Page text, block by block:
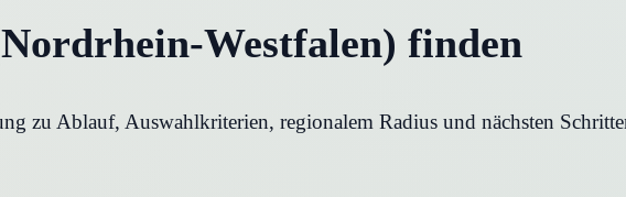
Westfalen) finden
zu Ablauf, Auswahlkriterien, regionalem Radius und nächsten